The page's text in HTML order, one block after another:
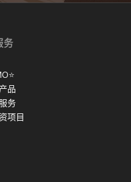
务
⭐
品
务
项目